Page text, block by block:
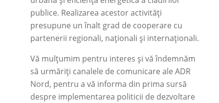
publice. Realizarea acestor activități
presupune un înalt grad de cooperare cu
partenerii regionali, naționali și internaționali.
Vă mulțumim pentru interes și vă îndemnăm
să urmăriți canalele de comunicare ale ADR
Nord, pentru a vă informa din prima sursă
despre implementarea politicii de dezvoltare